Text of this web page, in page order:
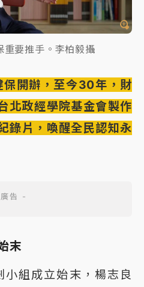
重要推手。李柏毅攝
開辦，至今30年，財
北政經學院基金會製作
錄片，喚醒全民認知永
末
組成立始末，楊志良